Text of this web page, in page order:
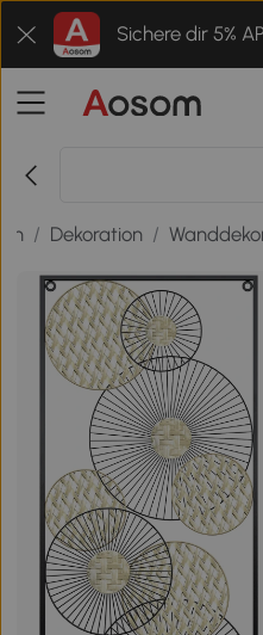
Sichere dir 5%
/ Dekoration /